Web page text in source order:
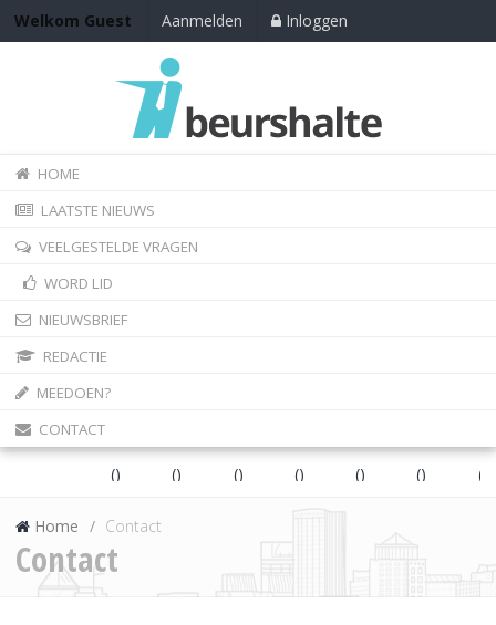
Welkom Guest Aanmelden Inloggen
HOME
LAATSTE NIEUWS
VEELGESTELDE VRAGEN
WORD LID
NIEUWSBRIEF
REDACTIE
MEEDOEN?
CONTACT
) ) ) ) ) )
Home Contact
Contact